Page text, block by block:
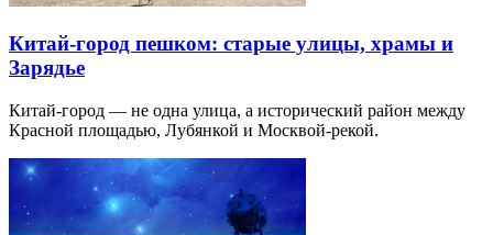
Китай-город пешком: старые улицы, храмы и
Зарядье
Китай-город — не одна улица, а исторический район между
Красной площадью, Лубянкой и Москвой-рекой.